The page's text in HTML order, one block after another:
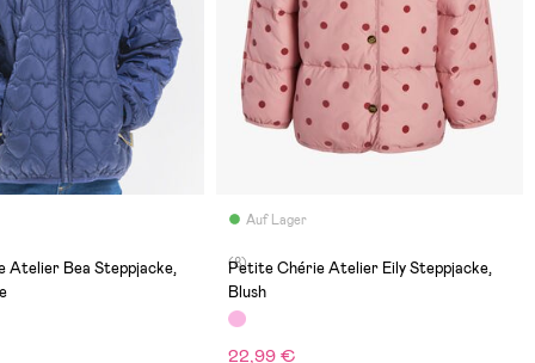
Atelier Bea Steppjacke,
Auf Lager
(8)
Petite Chérie Atelier Eily Steppjacke,
Blush
22,99 €